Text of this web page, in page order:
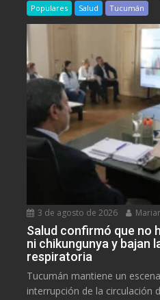
Populares Salud Tucumán
3 de agosto de 2026
Salud confirmó que no
ni chikungunya y bajan
respiratoria
Tucumán mantiene un
interrupción de la circulación